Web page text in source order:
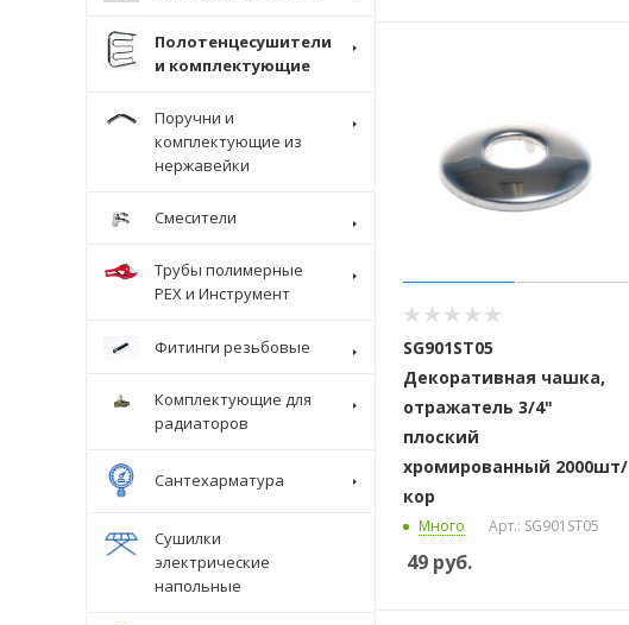
SG901ST05
Декоративная чашка,
отражатель 3/4"
плоский
хромированный 2000шт/
кор
Много Арт.: SG901ST05
49 руб.
Полотенцесушители
и комплектующие
Поручни и
комплектующие из
нержавейки
Смесители
Трубы полимерные
PEX и Инструмент
Фитинги резьбовые
Комплектующие для
радиаторов
Сантехарматура
Сушилки
электрические
напольные